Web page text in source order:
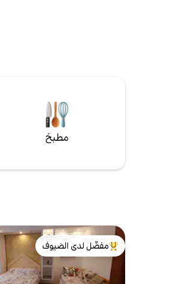
عطلة مثالية على شاطئ البحر في
يمكن للضيوف أيضًا الاستمتاع بما
مجهز جيدًا 🍽️ مطعم مبهج 💪 صالة
رياضية في الهواء الطلق ⛳ ملعب
بالنسبة لأولئك الذين يبحثون عن
الخلابة في المجمع عند المدخل
منطقة شواء 🏐 ملعب كرة طائرة
مطبخ
من أبرز البيوت المفضّلة لدى
مفضّل لدى الضيوف